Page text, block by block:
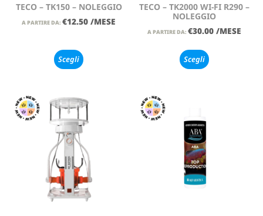
TECO – TK150 – NOLEGGIO
A PARTIRE DA: €12.50 /MESE
Scegli
TECO – TK2000 WI-FI R290 –
NOLEGGIO
A PARTIRE DA: €30.00 /MESE
Scegli